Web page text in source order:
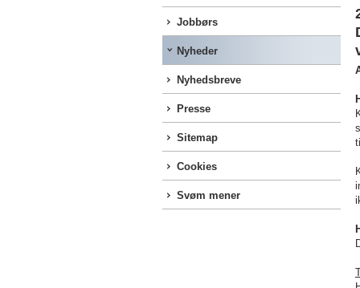
Jobbørs
Nyheder
Nyhedsbreve
Presse
Sitemap
Cookies
Svøm mener